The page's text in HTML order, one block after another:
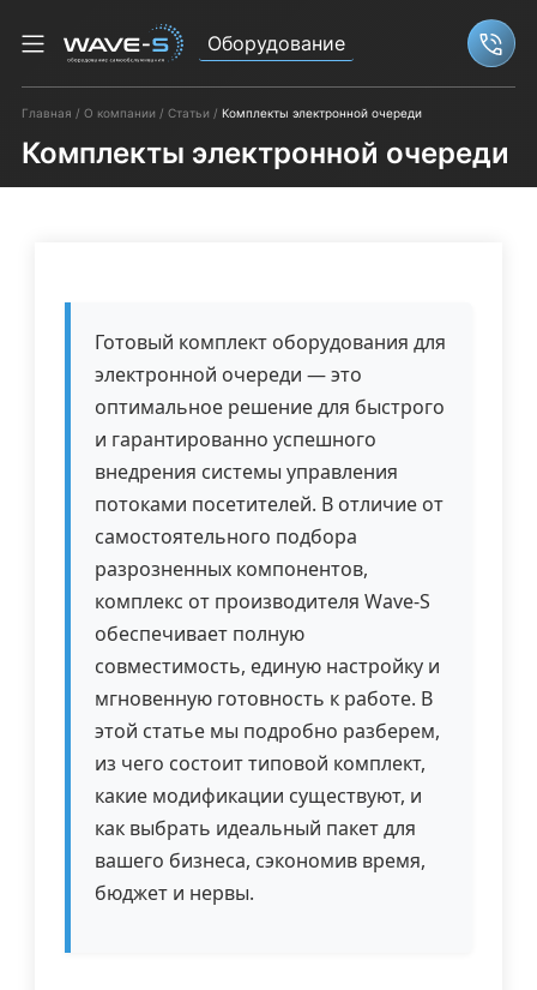
Оборудование
Главная О компании Статьи Комплекты электронной очереди
Комплекты электронной очереди
Готовый комплект оборудования для
электронной очереди — это
оптимальное решение для быстрого
и гарантированно успешного
внедрения системы управления
потоками посетителей. В отличие от
самостоятельного подбора
разрозненных компонентов,
комплекс от производителя Wave-S
обеспечивает полную
совместимость, единую настройку и
мгновенную готовность к работе. В
этой статье мы подробно разберем,
из чего состоит типовой комплект,
какие модификации существуют, и
как выбрать идеальный пакет для
вашего бизнеса, сэкономив время,
бюджет и нервы.